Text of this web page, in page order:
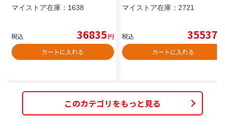
マイストア在庫： 1638
税込 36835円
カートに入れる
マイストア在庫： 2721
税込 35537
カートに入れる
このカテゴリをもっと見る